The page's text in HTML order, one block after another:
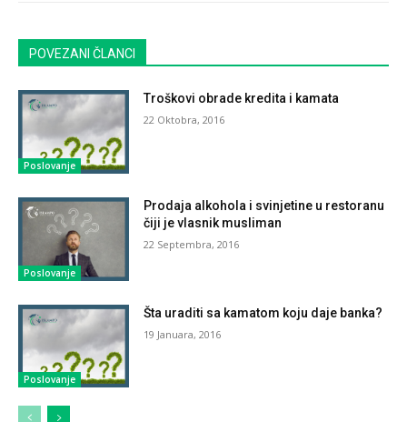
POVEZANI ČLANCI
Poslovanje
Troškovi obrade kredita i kamata
22 Oktobra, 2016
Poslovanje
Prodaja alkohola i svinjetine u restoranu
čiji je vlasnik musliman
22 Septembra, 2016
Poslovanje
Šta uraditi sa kamatom koju daje banka?
19 Januara, 2016